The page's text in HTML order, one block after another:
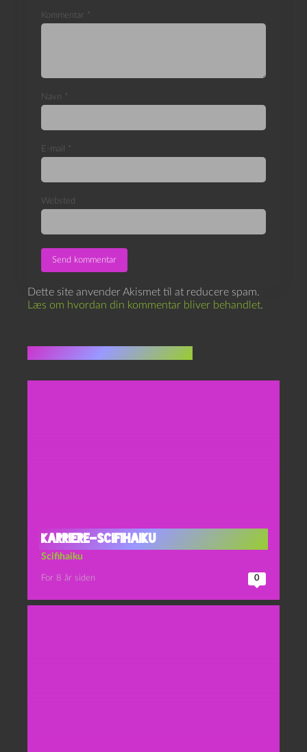
Kommentar *
Navn *
E-mail *
Websted
Dette site anvender Akismet til at reducere spam.
Læs om hvordan din kommentar bliver behandlet.
Karriere-scifihaiku
Scifihaiku
For 8 år siden 0